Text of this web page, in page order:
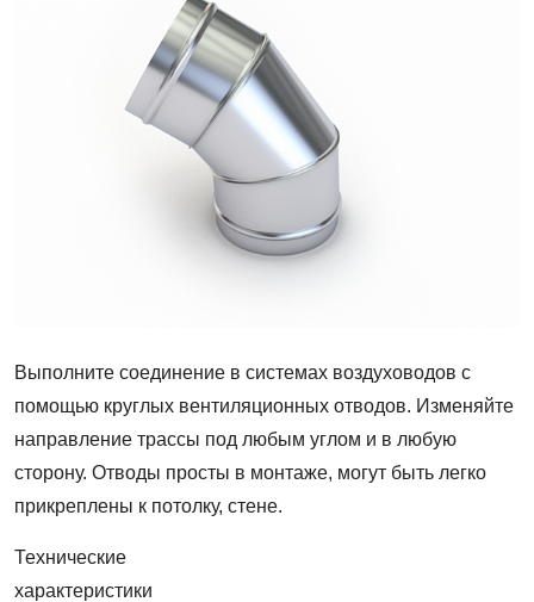
Выполните соединение в системах воздуховодов с
помощью круглых вентиляционных отводов. Изменяйте
направление трассы под любым углом и в любую
сторону. Отводы просты в монтаже, могут быть легко
прикреплены к потолку, стене.
Технические
характеристики